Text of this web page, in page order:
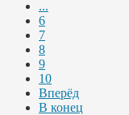
...
6
7
8
9
10
Вперёд
В конец